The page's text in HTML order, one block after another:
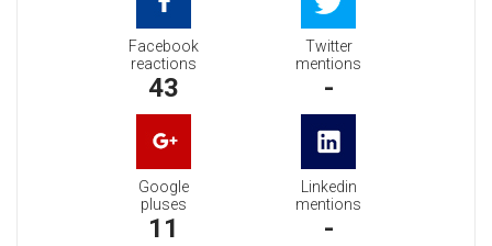
Facebook
reactions
43
Twitter
mentions
-
Google
pluses
11
Linkedin
mentions
-